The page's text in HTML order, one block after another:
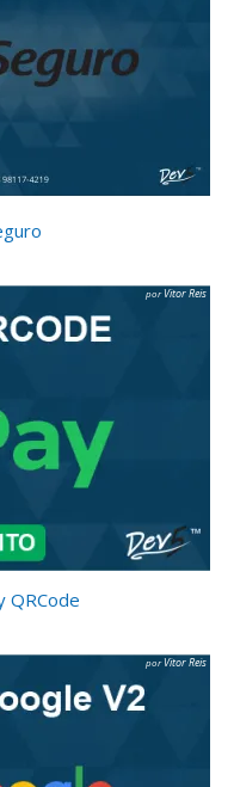
QRCode
Vitor Reis
Vitor Reis